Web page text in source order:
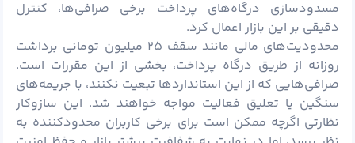
مسدودسازی درگاه‌های پرداخت برخی صرافی‌ها، کنترل
دقیقی بر این بازار اعمال کرد.
محدودیت‌های مالی مانند سقف ۲۵ میلیون تومانی برداشت
روزانه از طریق درگاه پرداخت، بخشی از این مقررات است.
صرافی‌هایی که از این استانداردها تبعیت نکنند، با جریمه‌های
سنگین یا تعلیق فعالیت مواجه خواهند شد. این سازوکار
نظارتی اگرچه ممکن است برای برخی کاربران محدودکننده به